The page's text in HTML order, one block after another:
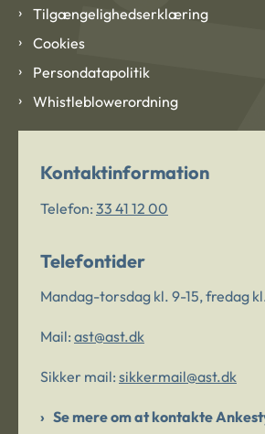
Tilgængelighedserklæring
Cookies
Persondatapolitik
Whistleblowerordning
Kontaktinformation
Telefon: 33 41 12 00
Telefontider
Mandag-torsdag kl. 9-15, fredag
Mail: ast@ast.dk
Sikker mail: sikkermail@ast.dk
Se mere om at kontakte